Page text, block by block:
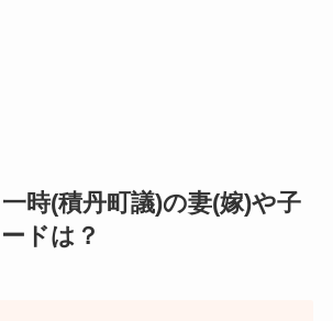
一時(積丹町議)の妻(嫁)や子
ドは？